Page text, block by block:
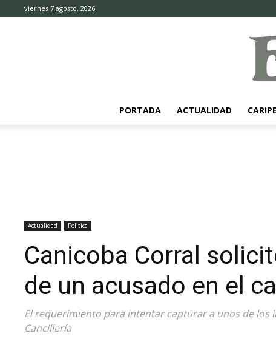
viernes 7 agosto, 2026
PORTADA ACTUALIDAD
Actualidad Politica
Canicoba Corral
de un acusado en el
El requerimiento para intentar capturar a unos de los
Cancillería